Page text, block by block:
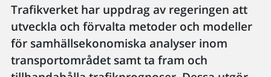
Trafikverket har uppdrag av regeringen att
utveckla och förvalta metoder och modeller
för samhällsekonomiska analyser inom
transportområdet samt ta fram och